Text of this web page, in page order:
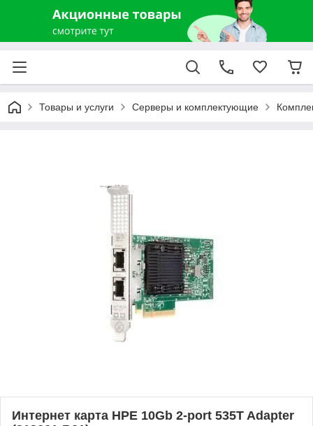
Товары и услуги Серверы и комплектующие
Интернет карта HPE 10Gb 2-port 535T Adapter